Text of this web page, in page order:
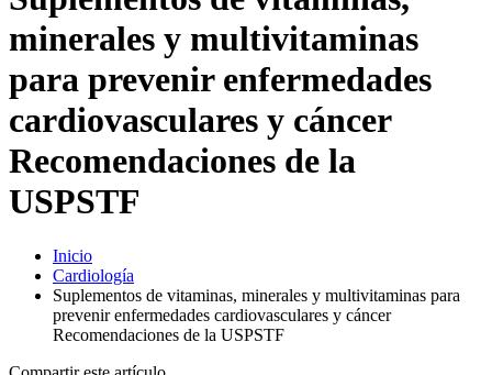
minerales y multivitaminas
para prevenir enfermedades
cardiovasculares y cáncer
Recomendaciones de la
USPSTF
Inicio
Cardiología
Suplementos de vitaminas, minerales y multivitaminas para
prevenir enfermedades cardiovasculares y cáncer
Recomendaciones de la USPSTF